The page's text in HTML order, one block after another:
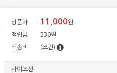
상품가 11,000원
적립금 330원
배송비 (조건)
사이즈선